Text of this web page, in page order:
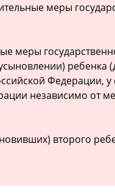
меры
меры
ребенка
Федерации,
независимо от
второго